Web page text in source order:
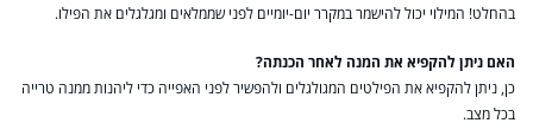
בהחלט! המילוי יכול להישמר במקרר יום-יומיים לפני שממלאים ומגלגלים את הפילו.
האם ניתן להקפיא את המנה לאחר הכנתה?
כן, ניתן להקפיא את הפילטים המגולגלים ולהפשיר לפני האפייה כדי ליהנות ממנה טרייה
בכל מצב.